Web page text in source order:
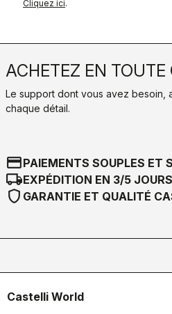
Cliquez ici.
ACHETEZ EN
Le support dont vous avez besoin,
chaque détail.
credit_cardPAIEMENTS SOUPLES ET
local_shippingEXPÉDITION EN 3/5
shield GARANTIE ET QUALITÉ
Castelli World